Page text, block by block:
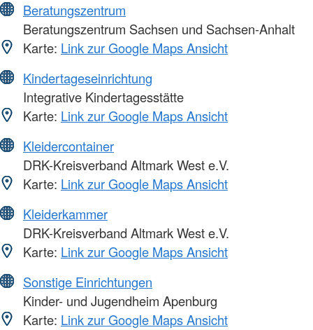
Beratungszentrum
Beratungszentrum Sachsen und Sachsen-Anhalt
Karte: Link zur Google Maps Ansicht
Kindertageseinrichtung
Integrative Kindertagesstätte
Karte: Link zur Google Maps Ansicht
Kleidercontainer
DRK-Kreisverband Altmark West e.V.
Karte: Link zur Google Maps Ansicht
Kleiderkammer
DRK-Kreisverband Altmark West e.V.
Karte: Link zur Google Maps Ansicht
Sonstige Einrichtungen
Kinder- und Jugendheim Apenburg
Karte: Link zur Google Maps Ansicht